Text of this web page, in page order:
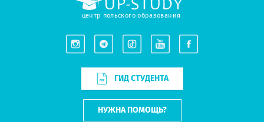
центр польского образования
ГИД СТУДЕНТА
НУЖНА ПОМОЩЬ?